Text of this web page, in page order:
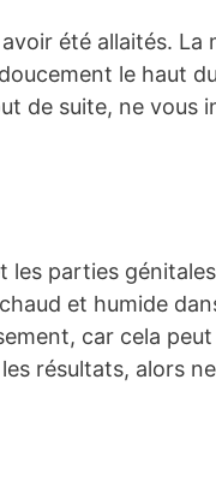
été allaités. La
le haut
de suite, ne vous
les parties
et humide
car cela
résultats, alors